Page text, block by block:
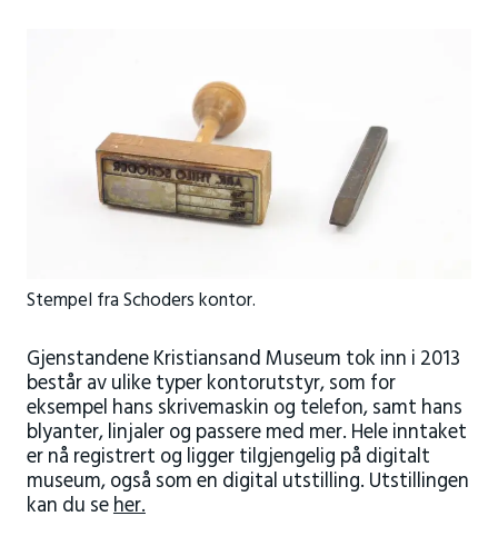
Stempel fra Schoders kontor.
Gjenstandene Kristiansand Museum tok inn i 2013
består av ulike typer kontorutstyr, som for
eksempel hans skrivemaskin og telefon, samt hans
blyanter, linjaler og passere med mer. Hele inntaket
er nå registrert og ligger tilgjengelig på digitalt
museum, også som en digital utstilling. Utstillingen
kan du seher.